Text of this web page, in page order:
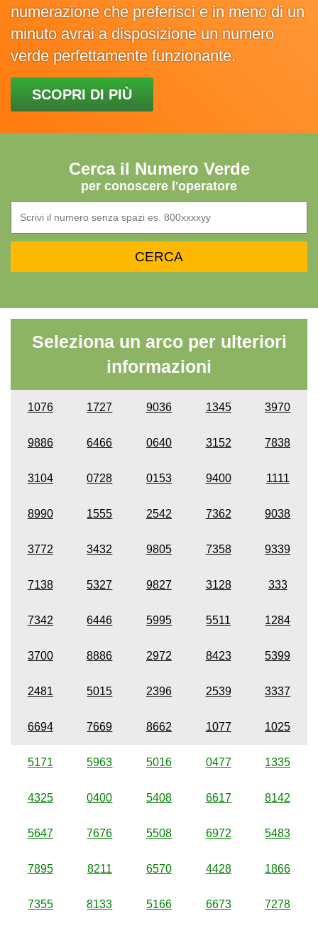
numerazione che preferisci e in meno di un
minuto avrai a disposizione un numero
verde perfettamente funzionante.
SCOPRI DI PIÙ
Cerca il Numero Verde
per conoscere l'operatore
Seleziona un arco per ulteriori
informazioni
1076 1727 9036 1345 3970
9886 6466 0640 3152 7838
3104 0728 0153 9400 1111
8990 1555 2542 7362 9038
3772 3432 9805 7358 9339
7138 5327 9827 3128 333
7342 6446 5995 5511 1284
3700 8886 2972 8423 5399
2481 5015 2396 2539 3337
6694 7669 8662 1077 1025
5171 5963 5016 0477 1335
4325 0400 5408 6617 8142
5647 7676 5508 6972 5483
7895 8211 6570 4428 1866
7355 8133 5166 6673 7278